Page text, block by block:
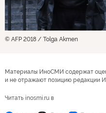
© AFP 2018 / Tolga Akmen
Материалы ИноСМИ содержат
и не отражают позицию редакции
Читать inosmi.ru в